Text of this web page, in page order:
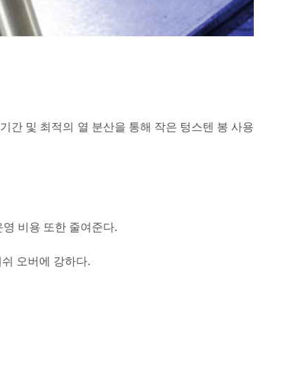
간 및 최적의 열 분산을 통해 작은 텅스텐 봉 사용
비용 또한 줄여준다.
오버에 강하다.